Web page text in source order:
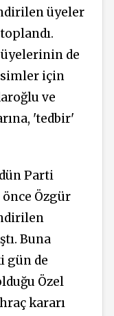
üyeler
de
için
ve
'tedbir'
Parti
Özgür
Buna
gün de
Özel
kararı